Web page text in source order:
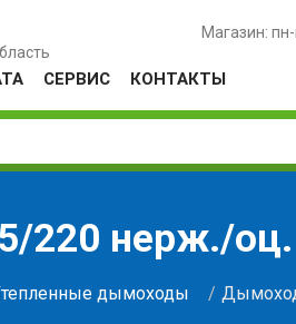
Магазин:
СЕРВИС КОНТАКТЫ
220 нерж./оц.
дымоходы